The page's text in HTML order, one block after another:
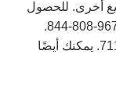
أخرى. للحصول
على مساعدة، يرجى الاتصال على الرقم ‏ 844-808-9675.
يتصل مستخدمو الهاتف النصي على الرقم 711. يمكنك أيضًا